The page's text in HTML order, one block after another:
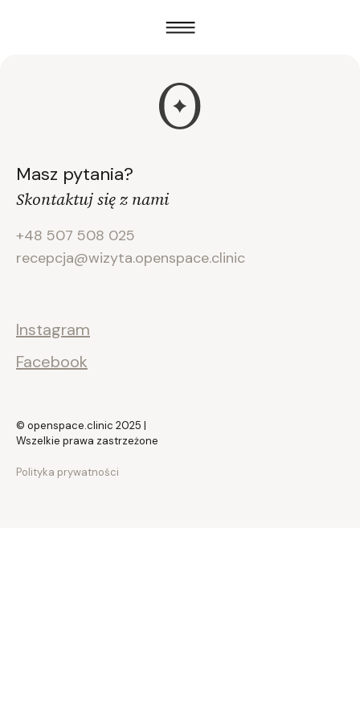
Masz pytania?
Skontaktuj się z nami
+48 507 508 025
recepcja@wizyta.openspace.clinic
Instagram
Facebook
© openspace.clinic 2025 |
Wszelkie prawa zastrzeżone
Polityka prywatności